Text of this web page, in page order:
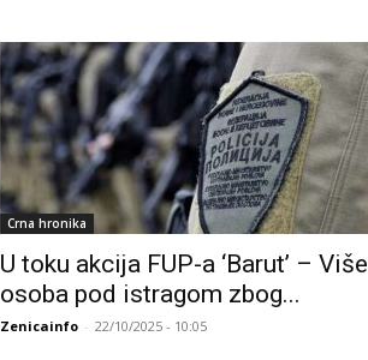
Crna hronika
U toku akcija FUP-a ‘Barut’ – Više
osoba pod istragom zbog...
Zenicainfo - 22/10/2025 - 10:05